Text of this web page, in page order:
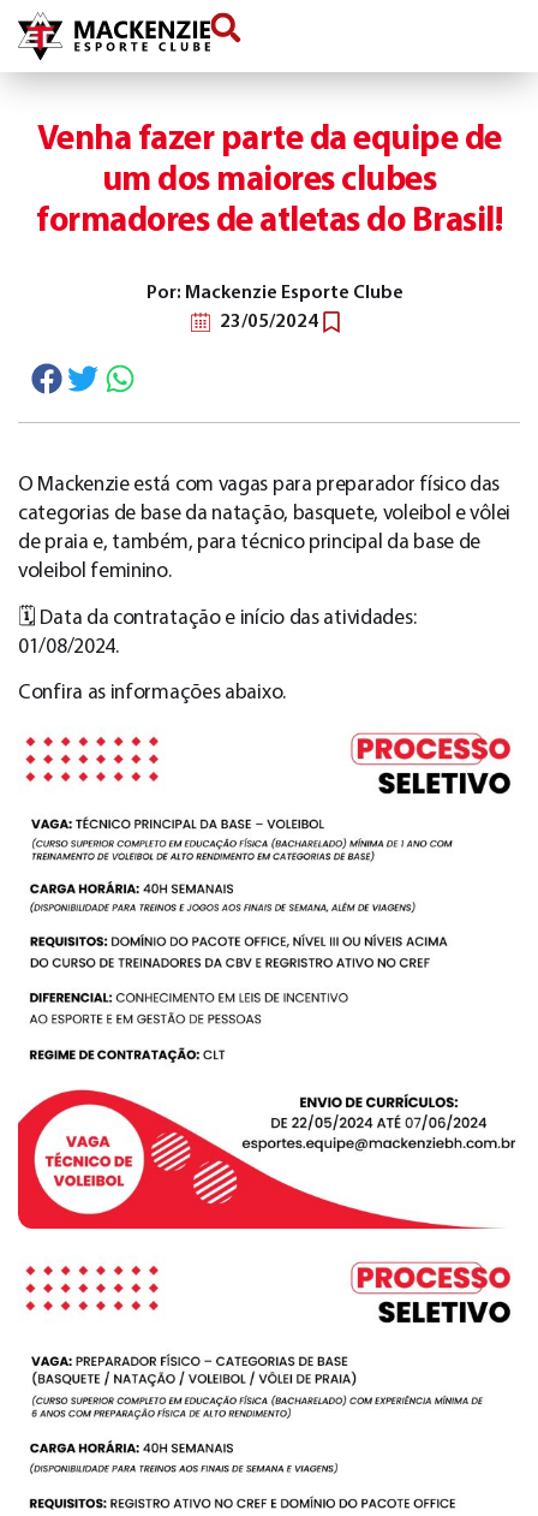
conteúdo
Venha fazer parte da equipe de
um dos maiores clubes
formadores de atletas do Brasil!
Por: Mackenzie Esporte Clube
23/05/2024
O Mackenzie está com vagas para preparador físico das
categorias de base da natação, basquete, voleibol e vôlei
de praia e, também, para técnico principal da base de
voleibol feminino.
🗓 Data da contratação e início das atividades:
01/08/2024.
Confira as informações abaixo.